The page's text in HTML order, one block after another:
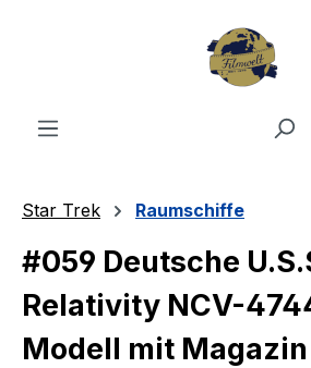
Star Trek Raumschiffe
#059 Deutsche
Relativity NCV-
Modell mit Magazin